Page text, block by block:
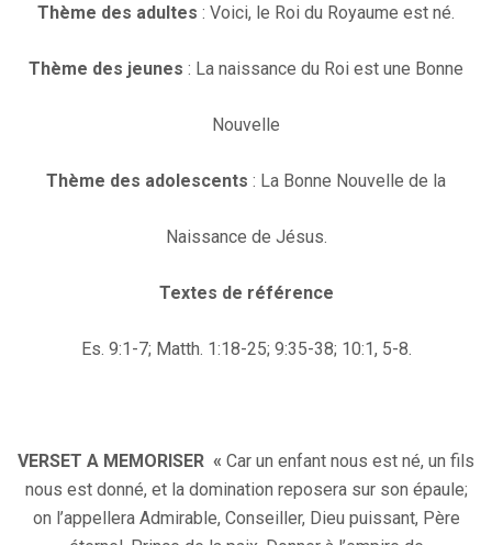
Thème des adultes : Voici, le Roi du Royaume est né.
Thème des jeunes : La naissance du Roi est une Bonne
Nouvelle
Thème des adolescents : La Bonne Nouvelle de la
Naissance de Jésus.
Textes de référence
Es. 9:1-7; Matth. 1:18-25; 9:35-38; 10:1, 5-8.
VERSET A MEMORISER « Car un enfant nous est né, un fils
nous est donné, et la domination reposera sur son épaule;
on l’appellera Admirable, Conseiller, Dieu puissant, Père